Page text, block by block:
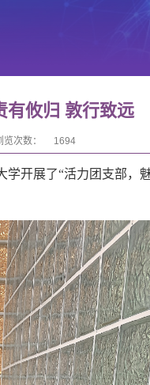
有攸归 敦行致远
览次数： 1694
开展了“活力团支部，